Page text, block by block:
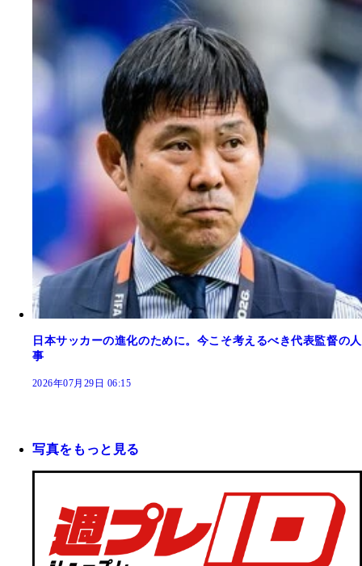
日本サッカーの進化のために。今こそ考えるべき代表監督の人
事
2026年07月29日 06:15
写真をもっと見る